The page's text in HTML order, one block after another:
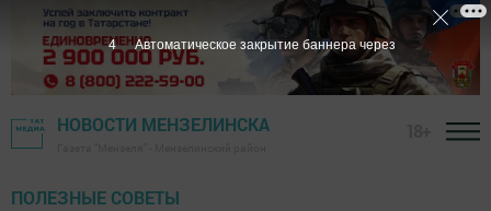
НОВОСТИ МЕНЗЕЛИНСКА
ПОЛЕЗНЫЕ СОВЕТЫ
3 Автоматическое закрытие баннера через